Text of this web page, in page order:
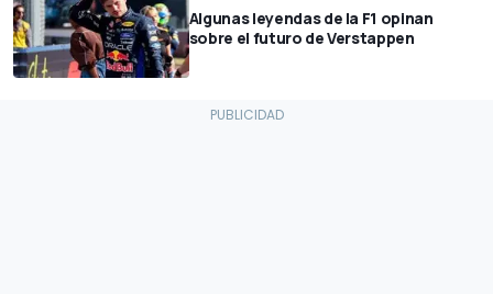
Algunas leyendas de la F1 opinan
sobre el futuro de Verstappen